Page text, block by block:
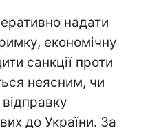
надати
економічну
санкції проти
неясним, чи
до України. За